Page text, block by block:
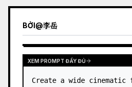
BỞI@李岳
XEM PROMPT ĐẦY ĐỦ
Create a wide cinematic